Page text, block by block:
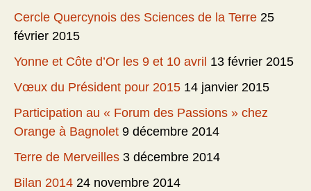
Cercle Quercynois des Sciences de la Terre 25
février 2015
Yonne et Côte d’Or les 9 et 10 avril 13 février 2015
Vœux du Président pour 2015 14 janvier 2015
Participation au « Forum des Passions » chez
Orange à Bagnolet 9 décembre 2014
Terre de Merveilles 3 décembre 2014
Bilan 2014 24 novembre 2014